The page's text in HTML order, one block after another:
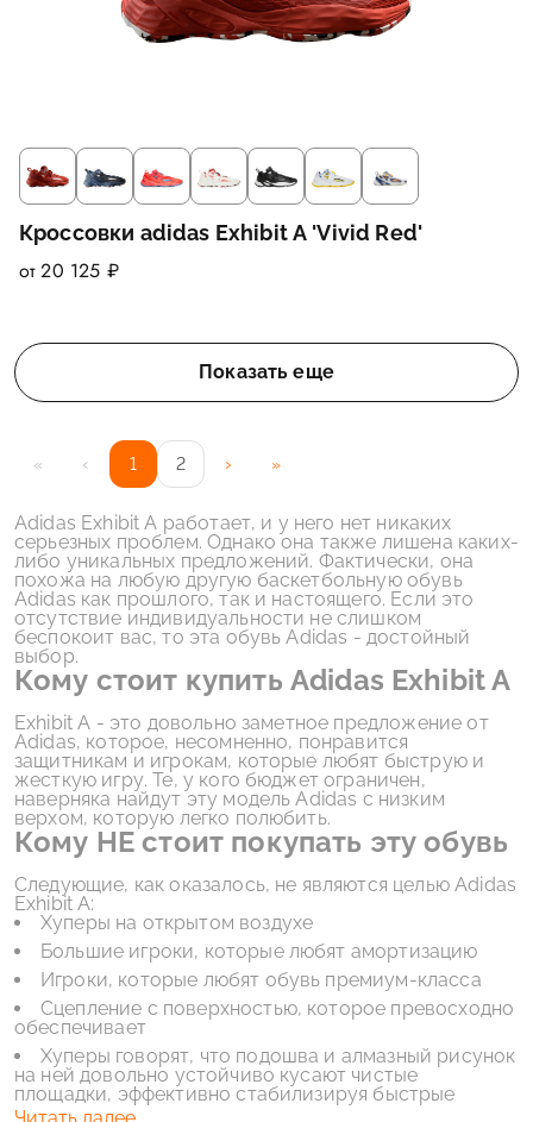
Кроссовки adidas Exhibit A 'Vivid Red'
от 20 125 ₽
Показать еще
« ‹ 1 2 › »
Adidas Exhibit A работает, и у него нет никаких
серьезных проблем. Однако она также лишена каких-
либо уникальных предложений. Фактически, она
похожа на любую другую баскетбольную обувь
Adidas как прошлого, так и настоящего. Если это
отсутствие индивидуальности не слишком
беспокоит вас, то эта обувь Adidas - достойный
выбор.
Кому стоит купить Adidas Exhibit A
Exhibit A - это довольно заметное предложение от
Adidas, которое, несомненно, понравится
защитникам и игрокам, которые любят быструю и
жесткую игру. Те, у кого бюджет ограничен,
наверняка найдут эту модель Adidas с низким
верхом, которую легко полюбить.
Кому НЕ стоит покупать эту обувь
Следующие, как оказалось, не являются целью Adidas
Exhibit A:
Хуперы на открытом воздухе
Большие игроки, которые любят амортизацию
Игроки, которые любят обувь премиум-класса
Сцепление с поверхностью, которое превосходно
обеспечивает
Хуперы говорят, что подошва и алмазный рисунок
на ней довольно устойчиво кусают чистые
площадки, эффективно стабилизируя быстрые
повороты и спринты.